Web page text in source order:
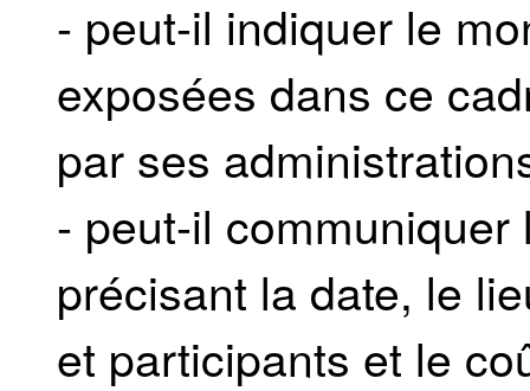
- peut-il indiquer le
exposées dans ce
par ses
- peut-il
précisant la date, le
et participants et le